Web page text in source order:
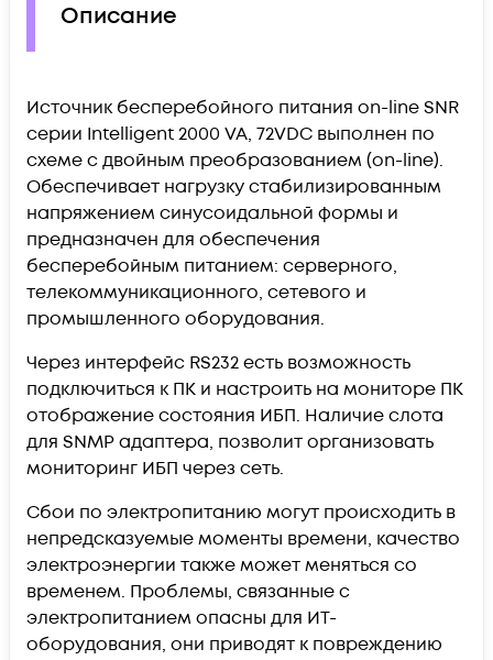
Описание
Источник бесперебойного питания on-line SNR
серии Intelligent 2000 VA, 72VDC выполнен по
схеме с двойным преобразованием (on-line).
Обеспечивает нагрузку стабилизированным
напряжением синусоидальной формы и
предназначен для обеспечения
бесперебойным питанием: серверного,
телекоммуникационного, сетевого и
промышленного оборудования.
Через интерфейс RS232 есть возможность
подключиться к ПК и настроить на мониторе ПК
отображение состояния ИБП. Наличие слота
для SNMP адаптера, позволит организовать
мониторинг ИБП через сеть.
Сбои по электропитанию могут происходить в
непредсказуемые моменты времени, качество
электроэнергии также может меняться со
временем. Проблемы, связанные с
электропитанием опасны для ИТ-
оборудования, они приводят к повреждению